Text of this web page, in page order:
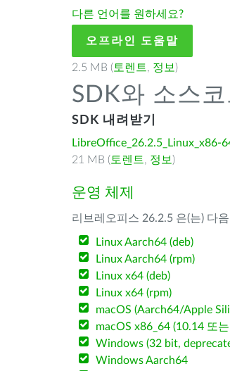
다른 언어를 원하세요?
오프라인 도움말
2.5 MB ( 토렌트, 정보 )
SDK와 소스코
SDK 내려받기
LibreOffice_26.2.5_Linux_x86-
21 MB ( 토렌트, 정보 )
운영 체제
리브레오피스 26.2.5 은(는) 다
Linux Aarch64 (deb)
Linux Aarch64 (rpm)
Linux x64 (deb)
Linux x64 (rpm)
macOS (Aarch64/Apple
macOS x86_64 (10.14 또
Windows (32 bit,
Windows Aarch64